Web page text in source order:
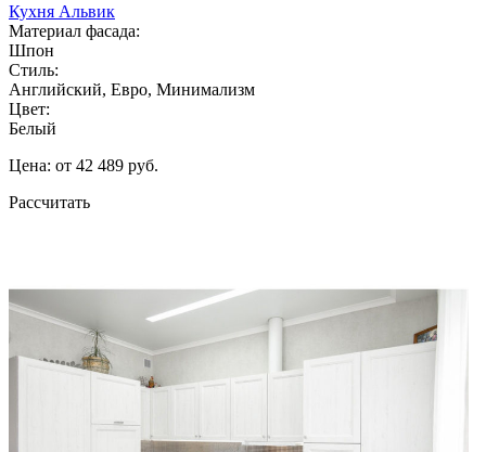
Кухня Альвик
Материал фасада:
Шпон
Стиль:
Английский, Евро, Минимализм
Цвет:
Белый
Цена: от 42 489 руб.
Рассчитать